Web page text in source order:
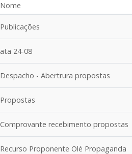
Nome
Publicações
ata 24-08
Despacho - Abertrura propostas
Propostas
Comprovante recebimento propostas
Recurso Proponente Olé Propaganda